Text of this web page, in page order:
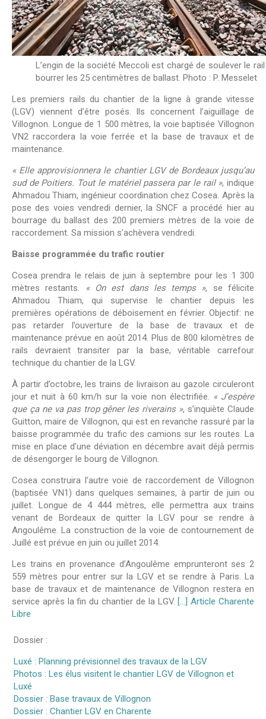
L’engin de la société Meccoli est chargé de soulever le
bourrer les 25 centimètres de ballast. Photo : P. Messelet
Les premiers rails du chantier de la ligne à grande vitesse
(LGV) viennent d’être posés. Ils concernent l’aiguillage de
Villognon. Longue de 1 500 mètres, la voie baptisée Villognon
VN2 raccordera la voie ferrée et la base de travaux et de
maintenance.
« Elle approvisionnera le chantier LGV de Bordeaux jusqu’au
sud de Poitiers. Tout le matériel passera par le rail », indique
Ahmadou Thiam, ingénieur coordination chez Cosea. Après la
pose des voies vendredi dernier, la SNCF a procédé hier au
bourrage du ballast des 200 premiers mètres de la voie de
raccordement. Sa mission s’achèvera vendredi.
Baisse programmée du trafic routier
Cosea prendra le relais de juin à septembre pour les 1 300
mètres restants.
« On est dans les temps », se félicite
Ahmadou Thiam, qui supervise le chantier depuis les
premières opérations de déboisement en février. Objectif: ne
pas retarder l’ouverture de la base de travaux et de
maintenance prévue en août 2014. Plus de 800 kilomètres de
rails devraient transiter par la base, véritable carrefour
technique du chantier de la LGV.
À partir d’octobre, les trains de livraison au gazole circuleront
jour et nuit à 60 km/h sur la voie non électrifiée. « J’espère
que ça ne va pas trop gêner les riverains », s’inquiète Claude
Guitton, maire de Villognon, qui est en revanche rassuré par la
baisse programmée du trafic des camions sur les routes. La
mise en place d’une déviation en décembre avait déjà permis
de désengorger le bourg de Villognon.
Cosea construira l’autre voie de raccordement de Villognon
(baptisée VN1) dans quelques semaines, à partir de juin ou
juillet. Longue de 4 444 mètres, elle permettra aux trains
venant de Bordeaux de quitter la LGV pour se rendre à
Angoulême. La construction de la voie de contournement de
Juillé est prévue en juin ou juillet 2014.
Les trains en provenance d’Angoulême emprunteront ses 2
559 mètres pour entrer sur la LGV et se rendre à Paris. La
base de travaux et de maintenance de Villognon restera en
service après la fin du chantier de la LGV. […] Article Charente
Libre
Dossier :
Luxé : Planning prévisionnel des travaux de la LGV
Photos : Les élus visitent le chantier LGV de Villognon et
Luxé
Dossier : Base travaux de Villognon
Dossier : Chantier LGV en Charente